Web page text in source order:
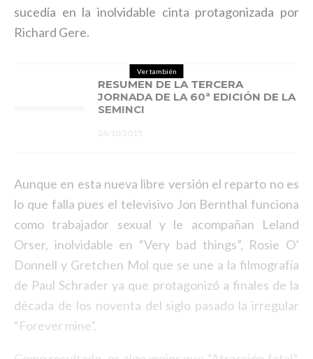
sucedía en la inolvidable cinta protagonizada por
Richard Gere.
Ver también
RESUMEN DE LA TERCERA
JORNADA DE LA 60ª EDICIÓN DE LA
SEMINCI
26/10/2015
Aunque en esta nueva libre versión el reparto no es
lo que falla pues el televisivo Jon Bernthal funciona
como trabajador sexual y le acompañan Leland
Orser, inolvidable en “Very bad things”, Rosie O’
Donnell y Gretchen Mol que se une a la filmografía
de Paul Schrader ya que protagonizó a finales de la
década de los noventa del siglo pasado la irregular
“Forever mine”.